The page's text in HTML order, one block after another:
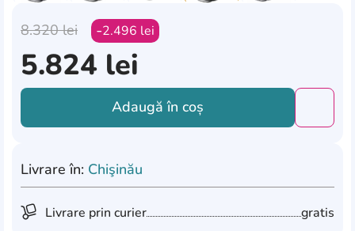
8.320lei 2.496 lei
5.824 lei
Adaugă în coș
Livrare în: Chişinău
Livrare prin curier gratis